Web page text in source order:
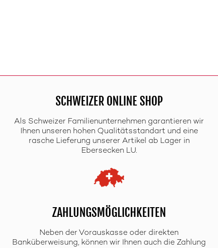
SCHWEIZER ONLINE SHOP
Als Schweizer Familienunternehmen garantieren wir
Ihnen unseren hohen Qualitätsstandart und eine
rasche Lieferung unserer Artikel ab Lager in
Ebersecken LU.
ZAHLUNGSMÖGLICHKEITEN
Neben der Vorauskasse oder direkten
Banküberweisung, können wir Ihnen auch die Zahlung